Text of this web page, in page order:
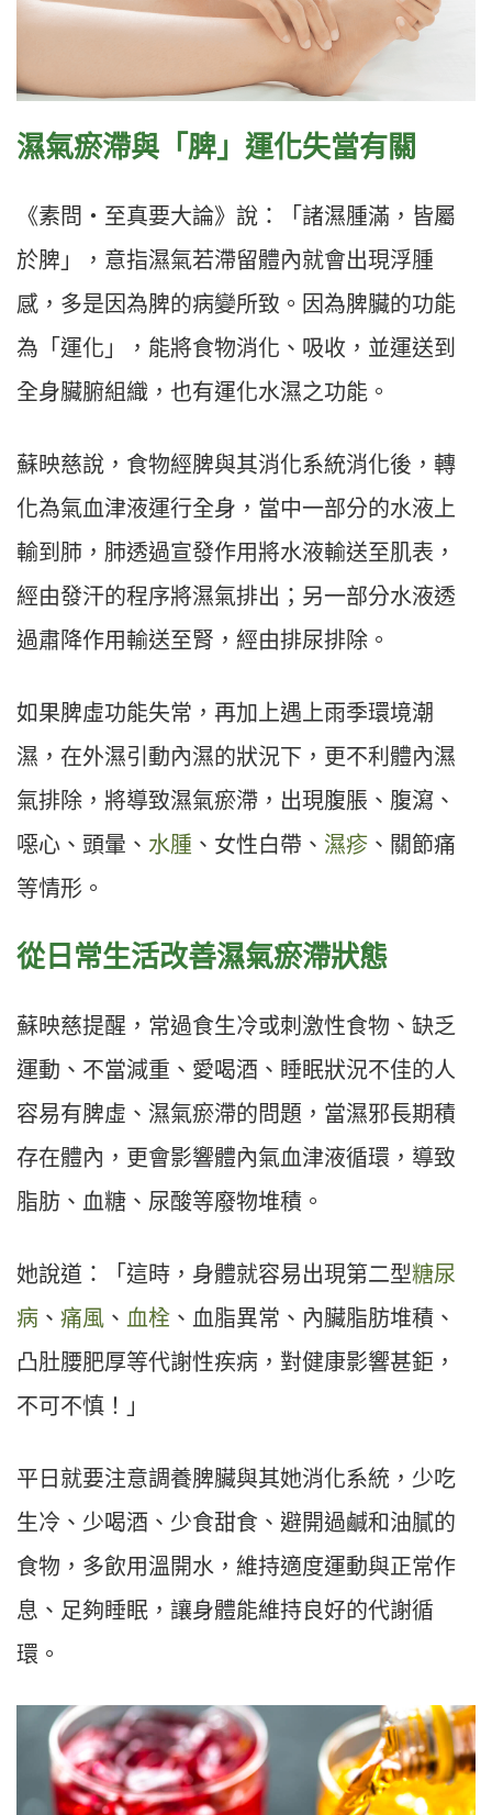
濕氣瘀滯與「脾」運化失當有關
《素問‧至真要大論》說：「諸濕腫滿，皆屬
於脾」，意指濕氣若滯留體內就會出現浮腫
感，多是因為脾的病變所致。因為脾臟的功能
為「運化」，能將食物消化、吸收，並運送到
全身臟腑組織，也有運化水濕之功能。
蘇映慈說，食物經脾與其消化系統消化後，轉
化為氣血津液運行全身，當中一部分的水液上
輸到肺，肺透過宣發作用將水液輸送至肌表，
經由發汗的程序將濕氣排出；另一部分水液透
過肅降作用輸送至腎，經由排尿排除。
如果脾虛功能失常，再加上遇上雨季環境潮
濕，在外濕引動內濕的狀況下，更不利體內濕
氣排除，將導致濕氣瘀滯，出現腹脹、腹瀉、
噁心、頭暈、 水腫 、女性白帶、 濕疹 、關節痛
等情形。
從日常生活改善濕氣瘀滯狀態
蘇映慈提醒，常過食生冷或刺激性食物、缺乏
運動、不當減重、愛喝酒、睡眠狀況不佳的人
容易有脾虛、濕氣瘀滯的問題，當濕邪長期積
存在體內，更會影響體內氣血津液循環，導致
脂肪、血糖、尿酸等廢物堆積。
她說道：「這時，身體就容易出現第二型糖尿
病 、 痛風 、 血栓 、血脂異常、內臟脂肪堆積、
凸肚腰肥厚等代謝性疾病，對健康影響甚鉅，
不可不慎！」
平日就要注意調養脾臟與其她消化系統，少吃
生冷、少喝酒、少食甜食、避開過鹹和油膩的
食物，多飲用溫開水，維持適度運動與正常作
息、足夠睡眠，讓身體能維持良好的代謝循
環。